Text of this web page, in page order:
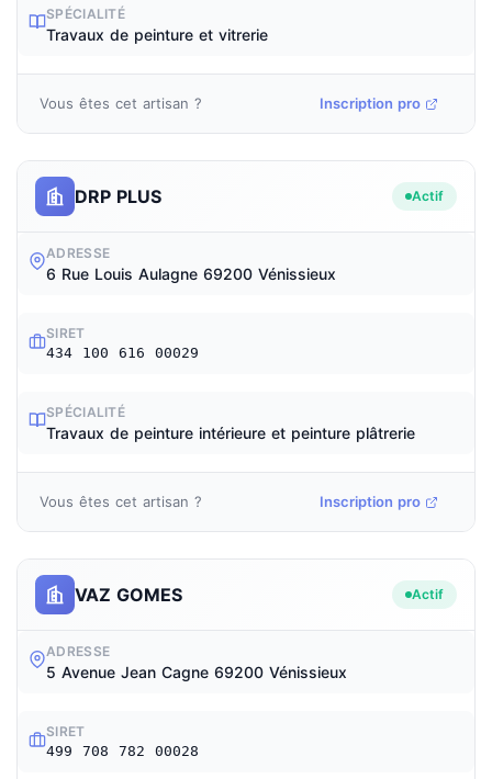
SPÉCIALITÉ
Travaux de peinture et vitrerie
Vous êtes cet artisan ? Inscription pro
DRP PLUS Actif
ADRESSE
6 Rue Louis Aulagne 69200 Vénissieux
SIRET
434 100 616 00029
SPÉCIALITÉ
Travaux de peinture intérieure et peinture plâtrerie
Vous êtes cet artisan ? Inscription pro
VAZ GOMES Actif
ADRESSE
5 Avenue Jean Cagne 69200 Vénissieux
SIRET
499 708 782 00028